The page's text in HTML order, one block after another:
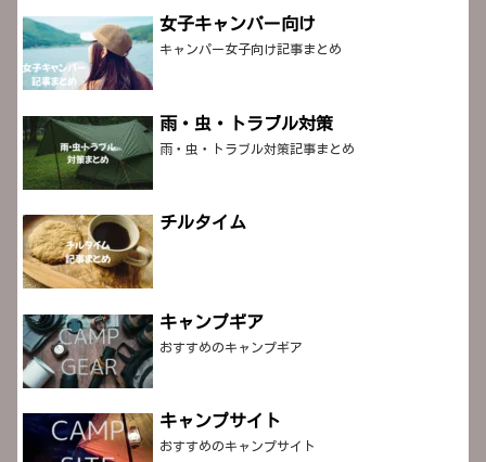
女子キャンパー向け
キャンパー女子向け記事まとめ
雨・虫・トラブル対策
雨・虫・トラブル対策記事まとめ
チルタイム
キャンプギア
おすすめのキャンプギア
キャンプサイト
おすすめのキャンプサイト